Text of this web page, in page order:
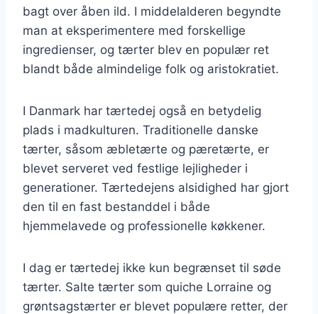
bagt over åben ild. I middelalderen begyndte
man at eksperimentere med forskellige
ingredienser, og tærter blev en populær ret
blandt både almindelige folk og aristokratiet.
I Danmark har tærtedej også en betydelig
plads i madkulturen. Traditionelle danske
tærter, såsom æbletærte og pæretærte, er
blevet serveret ved festlige lejligheder i
generationer. Tærtedejens alsidighed har gjort
den til en fast bestanddel i både
hjemmelavede og professionelle køkkener.
I dag er tærtedej ikke kun begrænset til søde
tærter. Salte tærter som quiche Lorraine og
grøntsagstærter er blevet populære retter, der